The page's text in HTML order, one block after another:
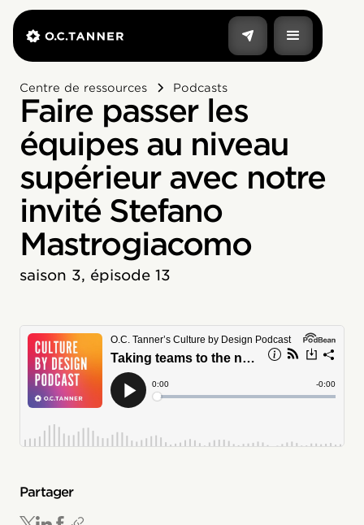
Centre de ressources Podcasts
Faire passer les
équipes au niveau
supérieur avec notre
invité Stefano
Mastrogiacomo
saison 3, épisode 13
Partager